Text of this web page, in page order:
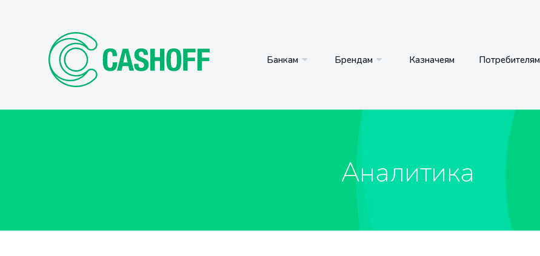
Банкам Брендам Казначеям Потребителям
Аналитика